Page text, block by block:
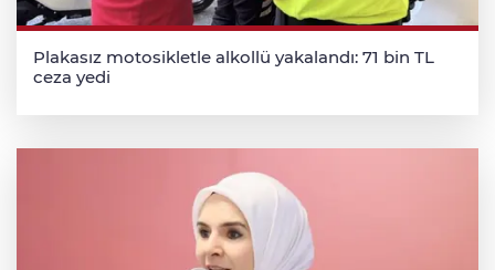
Plakasız motosikletle alkollü yakalandı: 71 bin TL
ceza yedi